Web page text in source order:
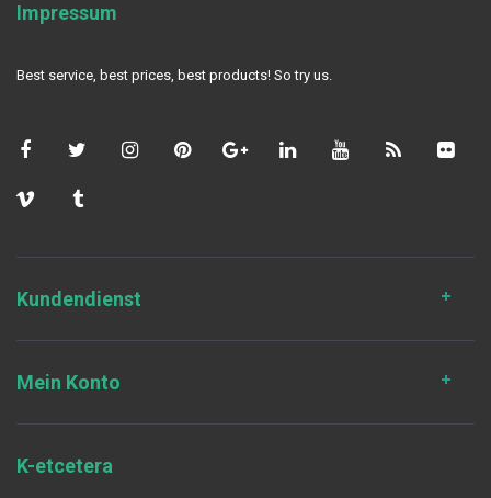
Impressum
Best service, best prices, best products! So try us.
Kundendienst
Mein Konto
K-etcetera